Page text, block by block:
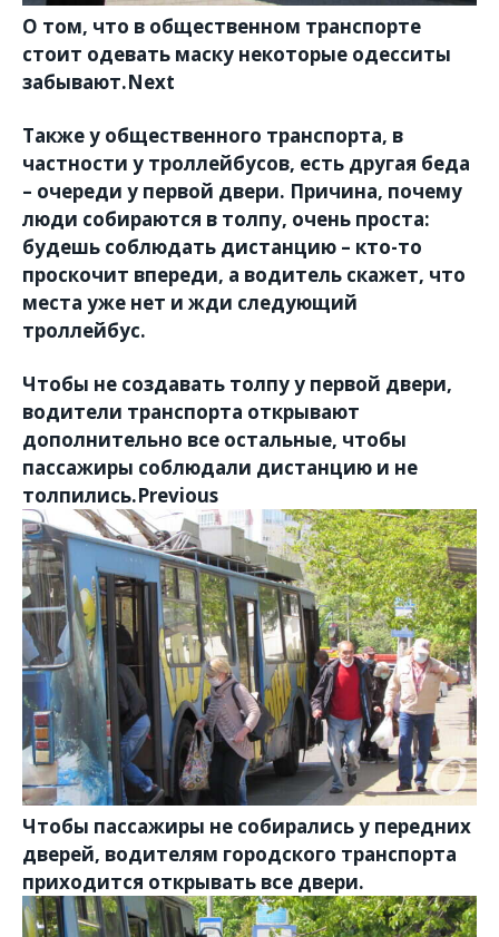
О том, что в общественном транспорте
стоит одевать маску некоторые одесситы
забывают.Next
Также у общественного транспорта, в
частности у троллейбусов, есть другая беда
– очереди у первой двери. Причина, почему
люди собираются в толпу, очень проста:
будешь соблюдать дистанцию – кто-то
проскочит впереди, а водитель скажет, что
места уже нет и жди следующий
троллейбус.
Чтобы не создавать толпу у первой двери,
водители транспорта открывают
дополнительно все остальные, чтобы
пассажиры соблюдали дистанцию и не
толпились.Previous
Чтобы пассажиры не собирались у передних
дверей, водителям городского транспорта
приходится открывать все двери.